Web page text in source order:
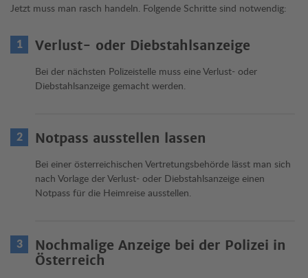
Jetzt muss man rasch handeln. Folgende Schritte sind notwendig:
Verlust- oder Diebstahlsanzeige
Bei der nächsten Polizeistelle muss eine Verlust- oder
Diebstahlsanzeige gemacht werden.
Notpass ausstellen lassen
Bei einer österreichischen Vertretungsbehörde lässt man sich
nach Vorlage der Verlust- oder Diebstahlsanzeige einen
Notpass für die Heimreise ausstellen.
Nochmalige Anzeige bei der Polizei in
Österreich